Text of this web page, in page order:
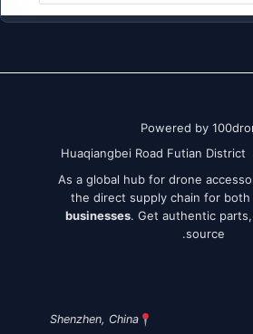
Powered by
Huaqiangbei Road Futian District
As a global hub for drone
the direct supply chain for both
businesses. Get authentic
source.
Shenzhen, China